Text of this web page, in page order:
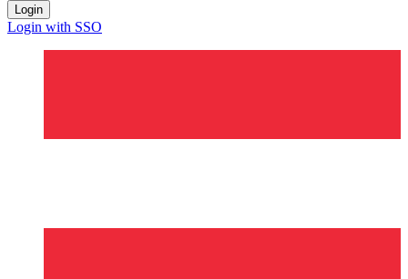
Login
Login with SSO